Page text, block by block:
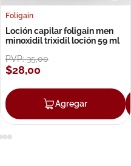
Agregar
Foligain
Loción capilar foligain men
minoxidil trixidil loción 59 ml
PVP:35,00
$28,00
Agregar